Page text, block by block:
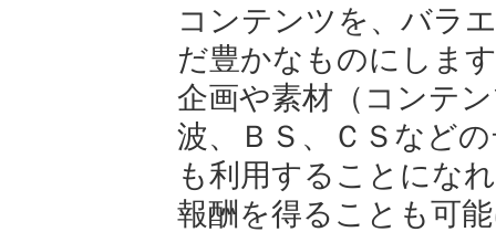
コンテンツを、バラ
だ豊かなものにしま
企画や素材（コンテ
波、ＢＳ、ＣＳなど
も利用することにな
報酬を得ることも可